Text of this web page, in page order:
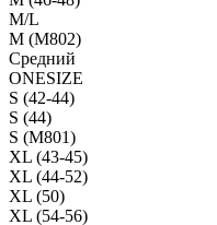
M/L
M (M802)
Средний
ONESIZE
S (42-44)
S (44)
S (M801)
XL (43-45)
XL (44-52)
XL (50)
XL (54-56)